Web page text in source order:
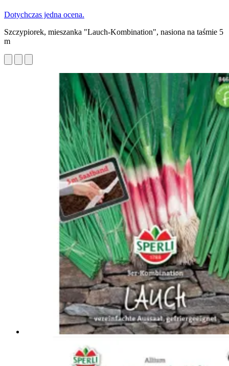
Dotychczas jedna ocena.
Szczypiorek, mieszanka "Lauch-Kombination", nasiona na taśmie 5
m